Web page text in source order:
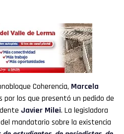
Coherencia, Marcela
por los que presentó un pedido de
Javier Milei. La legisladora
mandatario sobre la existencia